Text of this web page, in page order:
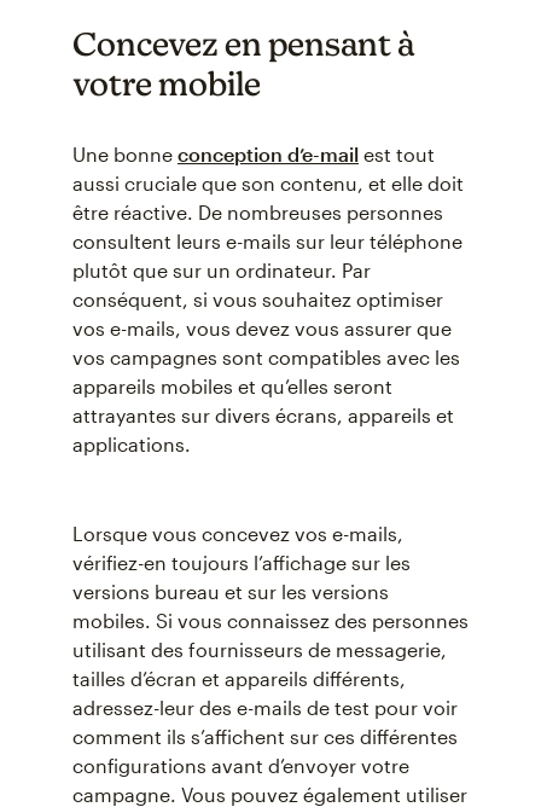
Concevez en pensant à
votre mobile
Une bonne conception d’e-mail est tout
aussi cruciale que son contenu, et elle doit
être réactive. De nombreuses personnes
consultent leurs e-mails sur leur téléphone
plutôt que sur un ordinateur. Par
conséquent, si vous souhaitez optimiser
vos e-mails, vous devez vous assurer que
vos campagnes sont compatibles avec les
appareils mobiles et qu’elles seront
attrayantes sur divers écrans, appareils et
applications.
Lorsque vous concevez vos e-mails,
vérifiez-en toujours l’affichage sur les
versions bureau et sur les versions
mobiles. Si vous connaissez des personnes
utilisant des fournisseurs de messagerie,
tailles d’écran et appareils différents,
adressez-leur des e-mails de test pour voir
comment ils s’affichent sur ces différentes
configurations avant d’envoyer votre
campagne. Vous pouvez également utiliser